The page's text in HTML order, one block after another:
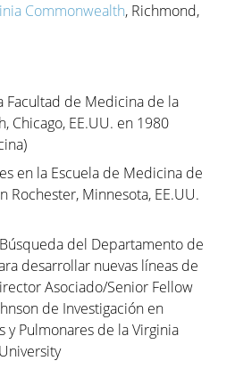
Commonwealth, Richmond,
Facultad de Medicina de la
Chicago, EE.UU. en 1980
en la Escuela de Medicina de
Rochester, Minnesota, EE.UU.
del Departamento de
desarrollar nuevas líneas de
Asociado/Senior Fellow
de Investigación en
y Pulmonares de la Virginia